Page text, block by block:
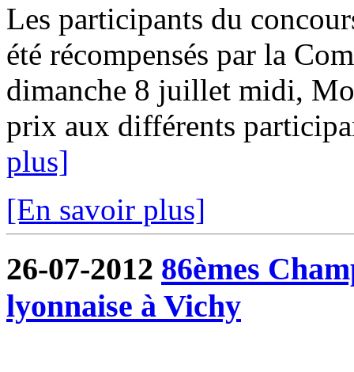
Les participants du
été récompensés par la
dimanche 8 juillet midi,
prix aux différents
plus]
[En savoir plus]
26-07-2012 86èmes
lyonnaise à Vichy